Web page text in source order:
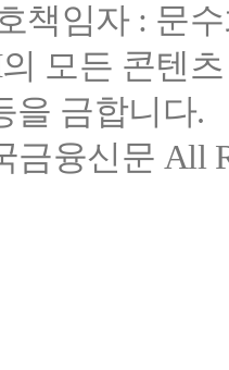
책임자 : 문
모든 콘텐
을 금합니다.
융신문 All